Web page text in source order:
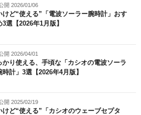
開 2026/01/06
けど“使える”「電波ソーラー腕時計」おす
3選【2026年1月版】
開 2026/04/01
かり使える、手頃な「カシオの電波ソーラ
時計」3選【2026年4月版】
開 2025/02/19
けど“使える”「カシオのウェーブセプタ